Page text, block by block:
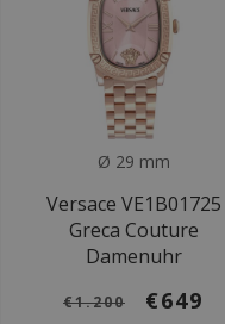
Ø 29 mm
Versace VE1B01725
Greca Couture
Damenuhr
€1.200 €649